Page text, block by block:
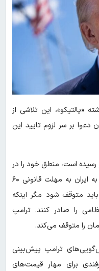
«پالتیکو»، این تلاشی از
دعوا بر سر لزوم تایید این
است، منطق خود را در
حالی بیان کرد که تجاوز نظامی آمریکا به ایران به مهلت قانونی ۶۰
متوقف شود مگر اینکه
را صادر کنند. ترامپ
را متوقف می‌کند.
ترامپ پیش‌بینی
برای مهار قیمت‌های